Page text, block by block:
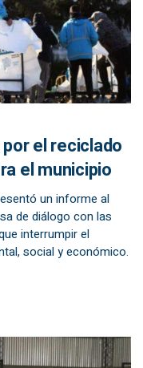
el reciclado
el municipio
un informe al
de diálogo con las
interrumpir el
social y económico.